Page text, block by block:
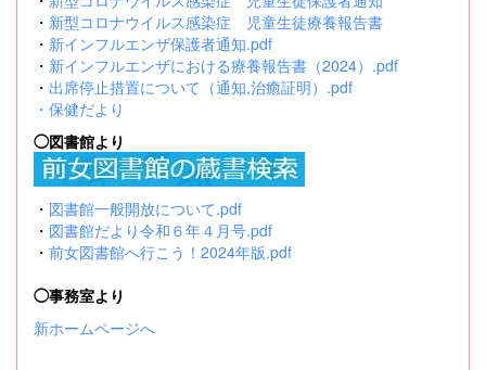
・ 新型コロナウイルス感染症 児童生徒療養報告書
・ 新インフルエンザ保護者通知.pdf
・ 新インフルエンザにおける療養報告書（2024）.pdf
・ 出席停止措置について（通知,治癒証明）.pdf
・ 保健だより
◯図書館より
・ 図書館一般開放について.pdf
・ 図書館だより令和６年４月号.pdf
・ 前女図書館へ行こう！2024年版.pdf
◯事務室より
新ホームページへ